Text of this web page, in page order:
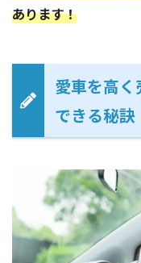
あります！
愛車を高
できる秘訣